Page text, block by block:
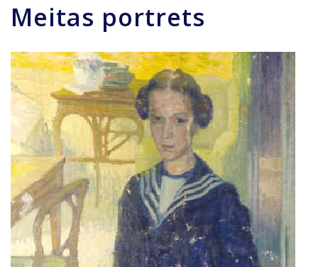
Meitas portrets